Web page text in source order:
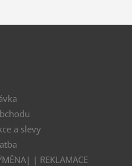
a slevy
| REKLAMACE